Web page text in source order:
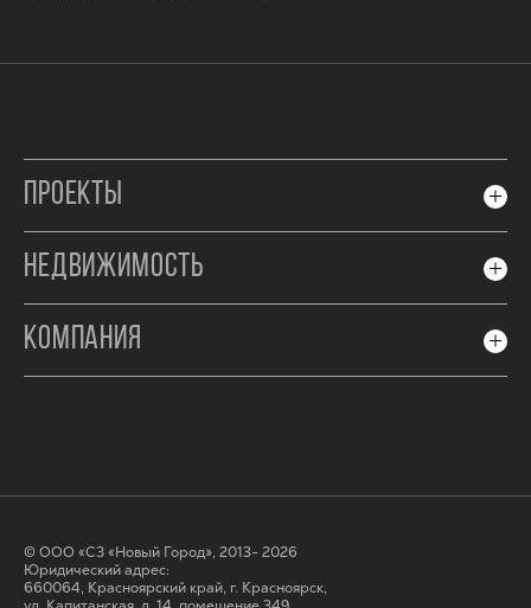
ПРОЕКТЫ
НЕДВИЖИМОСТЬ
КОМПАНИЯ
© ООО «СЗ «Новый Город», 2013- 2026
Юридический адрес:
660064, Красноярский край, г. Красноярск,